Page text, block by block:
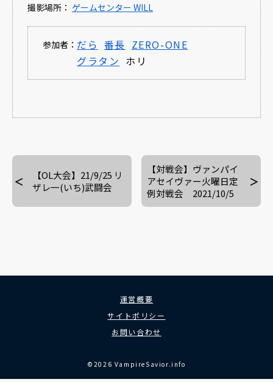
撮影場所： ゲームセンター WILL
参加者： だら 番長 ZERO-ONE
グラタン ホリ
【OL大会】21/9/25 リ
ザレ一(いち)武闘会
【対戦会】ヴァンパイ
アセイヴァー火曜日定
例対戦会 2021/10/5
運営概要
サイトポリシー
お問い合わせ
©2026 VampireSavior.info